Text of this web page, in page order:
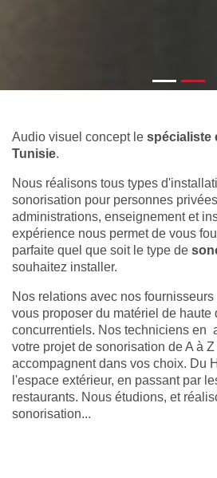
Audio visuel concept le spécialiste
Tunisie.
Nous réalisons tous types
sonorisation pour personnes
administrations, enseignement et
expérience nous permet de vous
parfaite quel que soit le type de
souhaitez installer.
Nos relations avec nos
vous proposer du matériel de haute
concurrentiels. Nos techniciens en
votre projet de sonorisation de A à
accompagnent dans vos choix. Du
l'espace extérieur, en passant par
restaurants. Nous étudions, et
sonorisation...